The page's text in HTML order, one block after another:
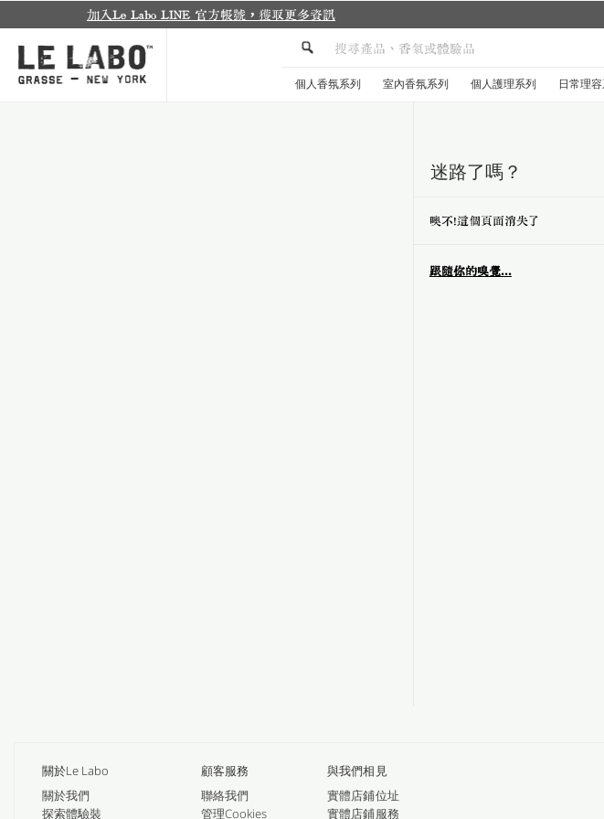
個人香氛系列 室內香氛系列 個人護理系列 日常理容
迷路了嗎？
噢不！這個頁面消失了
跟隨你的嗅覺...
關於Le Labo
關於我們
探索體驗裝
顧客服務
聯絡我們
管理Cookies
與我們相見
實體店鋪位址
實體店鋪服務